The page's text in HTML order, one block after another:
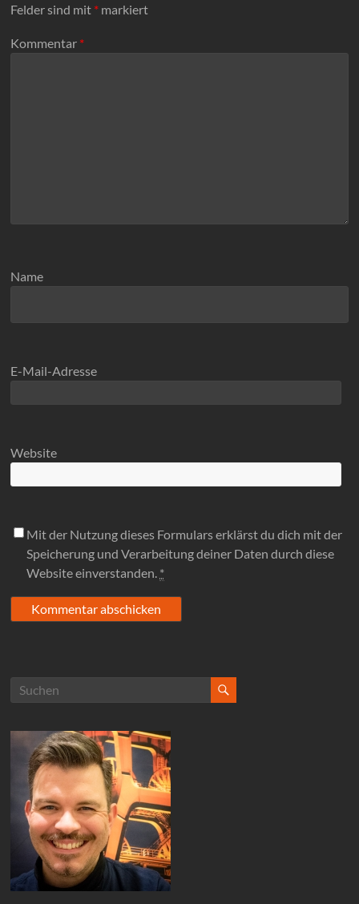
Felder sind mit * markiert
Kommentar *
Name
E-Mail-Adresse
Website
Mit der Nutzung dieses Formulars erklärst du dich mit der
Speicherung und Verarbeitung deiner Daten durch diese
Website einverstanden. *